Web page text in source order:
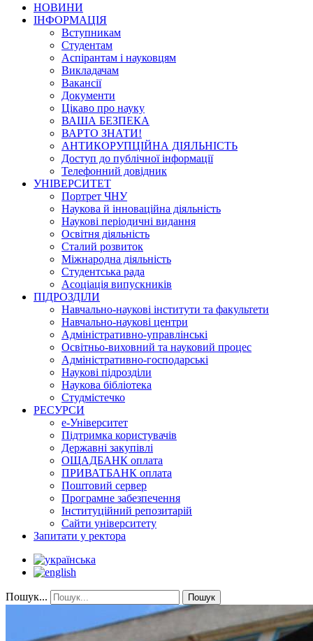
НОВИНИ
ІНФОРМАЦІЯ
Вступникам
Студентам
Аспірантам і науковцям
Викладачам
Вакансії
Документи
Цікаво про науку
ВАША БЕЗПЕКА
ВАРТО ЗНАТИ!
АНТИКОРУПЦІЙНА ДІЯЛЬНІСТЬ
Доступ до публічної інформації
Телефонний довідник
УНІВЕРСИТЕТ
Портрет ЧНУ
Наукова й інноваційна діяльність
Наукові періодичні видання
Освітня діяльність
Сталий розвиток
Міжнародна діяльність
Студентська рада
Асоціація випускників
ПІДРОЗДІЛИ
Навчально-наукові інститути та факультети
Навчально-наукові центри
Адміністративно-управлінські
Освітньо-виховний та науковий процес
Адміністративно-господарські
Наукові підрозділи
Наукова бібліотека
Студмістечко
РЕСУРСИ
е-Університет
Підтримка користувачів
Державні закупівлі
ОЩАДБАНК оплата
ПРИВАТБАНК оплата
Поштовий сервер
Програмне забезпечення
Інституційний репозитарій
Сайти університету
Запитати у ректора
Пошук... Пошук